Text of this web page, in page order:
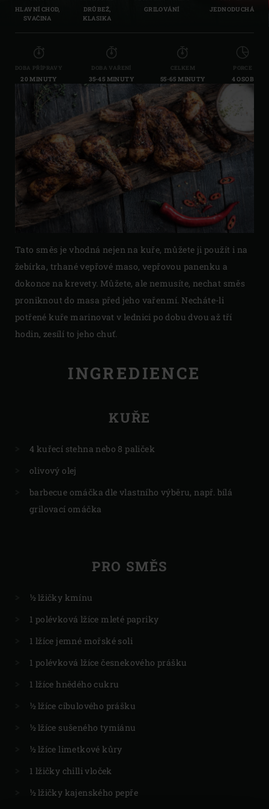
HLAVNÍ CHOD,
SVAČINA
DRŮBEŽ,
KLASIKA
GRILOVÁNÍ JEDNODUCHÁ
DOBA PŘÍPRAVY
20 MINUTY
DOBA VAŘENÍ
35-45 MINUTY
CELKEM
55-65 MINUTY
PORCE
4 OSOB
Tato směs je vhodná nejen na kuře, můžete ji použít i na
žebírka, trhané vepřové maso, vepřovou panenku a
dokonce na krevety. Můžete, ale nemusíte, nechat směs
proniknout do masa před jeho vařenmí. Necháte-li
potřené kuře marinovat v lednici po dobu dvou až tří
hodin, zesílí to jeho chuť.
INGREDIENCE
KUŘE
4 kuřecí stehna nebo 8 paliček
olivový olej
barbecue omáčka dle vlastního výběru, např. bílá
grilovací omáčka
PRO SMĚS
½ lžičky kmínu
1 polévková lžíce mleté papriky
1 lžíce jemné mořské soli
1 polévková lžíce česnekového prášku
1 lžíce hnědého cukru
½ lžíce cibulového prášku
½ lžíce sušeného tymiánu
½ lžíce limetkové kůry
1 lžičky chilli vloček
½ lžičky kajenského pepře